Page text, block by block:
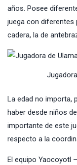
años. Posee
juega con diferentes
cadera, la de
La edad no importa,
haber desde niños
importante de este
respecto a la
El equipo Yaocoyotl